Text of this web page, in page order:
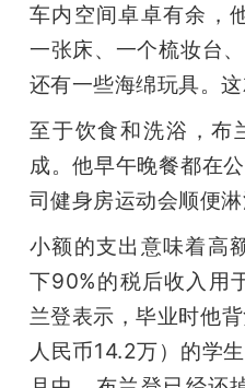
车内空间卓卓有余，
一张床、一个梳妆台
还有一些海绵玩具。
至于饮食和洗浴，布
成。他早午晚餐都在
司健身房运动会顺便淋
小额的支出意味着高
下90%的税后收入用
兰登表示，毕业时他
人民币14.2万）的学